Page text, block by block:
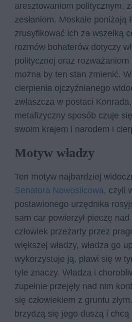
aresztowaniom politycznym,
zesłaniom. Moskale poniżają
zrusyfikować ich za wszelką
rozmów bohaterów dotyczy
politycznej oraz
można by ten stan zmienić.
cierpienia ojczyźnianego
zwłaszcza w postaci
metafizyczny sposób czuje
swoim krajem i narodem i
Motyw władzy
Ten motyw najbardziej
Senatora Nowosilcowa, czyli
postawionego urzędnika
sam car powierzył pieczę
człowiek przeżarty przez
większej władzy, władza go
wykorzystuje ją, pławi się w
tyle znaczy. Władza i
zupełnie przejęły nad nim
się człowiekiem z gruntu
brzydzą się jego duszą i